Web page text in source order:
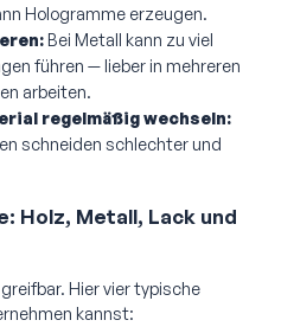
Hologramme erzeugen.
Bei Metall kann zu viel
führen — lieber in mehreren
arbeiten.
regelmäßig wechseln:
schneiden schlechter und
Holz, Metall, Lack und
Hier vier typische
kannst: